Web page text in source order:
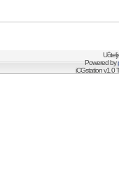
Powered by
iCGstation v1.0